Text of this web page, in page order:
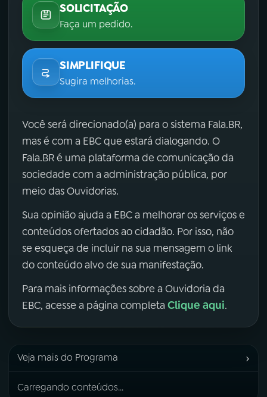
SOLICITAÇÃO
Faça um pedido.
SIMPLIFIQUE
Sugira melhorias.
Você será direcionado(a) para o sistema Fala.BR,
mas é com a EBC que estará dialogando. O
Fala.BR é uma plataforma de comunicação da
sociedade com a administração pública, por
meio das Ouvidorias.
Sua opinião ajuda a EBC a melhorar os serviços e
conteúdos ofertados ao cidadão. Por isso, não
se esqueça de incluir na sua mensagem o link
do conteúdo alvo de sua manifestação.
Para mais informações sobre a Ouvidoria da
EBC, acesse a página completa Clique aqui.
Veja mais do Programa ›
Carregando conteúdos...